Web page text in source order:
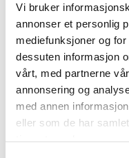
Vi bruker
annonser et personlig
mediefunksjoner og
dessuten informasjon
vårt, med partnerne
annonsering og
med annen
eller som de har
reiser viktige
– Det er stor
selges i
interessant å se